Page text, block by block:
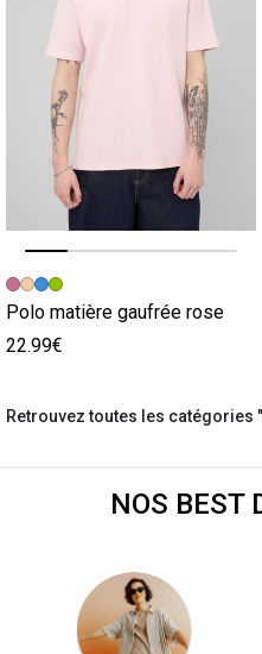
Image précédente
Image suivante
Polo matière gaufrée rose
22.99€
Retrouvez toutes les catégories
NOS BEST